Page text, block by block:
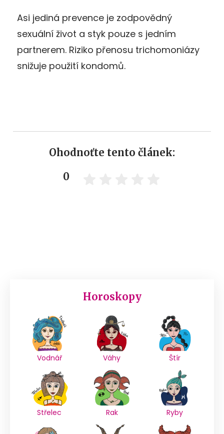
Asi jediná prevence je zodpovědný
sexuální život a styk pouze s jedním
partnerem. Riziko přenosu trichomoniázy
snižuje použití kondomů.
Ohodnoťte tento článek:
0
Horoskopy
Vodnář Váhy Štír
Střelec Rak Ryby